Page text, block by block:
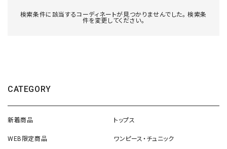
検索条件に該当するコーディネートが見つかりませんでした。 検索条
件を変更してください。
CATEGORY
新着商品
WEB限定商品
トップス
ワンピース・チュニック